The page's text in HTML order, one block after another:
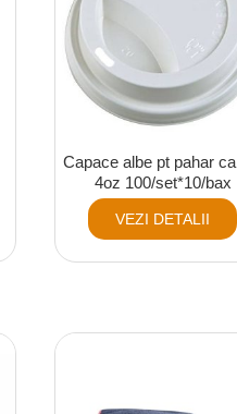
Capace albe pt pahar
4oz 100/set*10/bax
VEZI DETALII